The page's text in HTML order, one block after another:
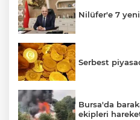
Nilüfer'e 7 yeni
Serbest
Bursa'da
ekipleri